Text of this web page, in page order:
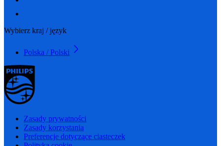
Wybierz kraj / język
Polska / Polski
Zasady prywatności
Zasady korzystania
Preferencje dotyczące ciasteczek